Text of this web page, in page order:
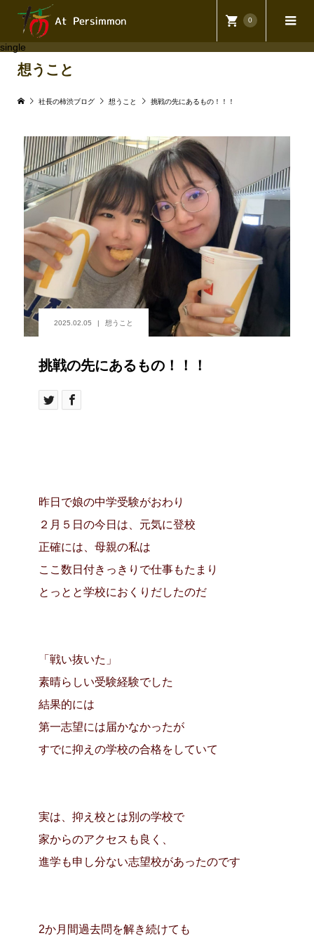
0
single
想うこと
社長の柿渋ブログ 想うこと 挑戦の先にあるもの！！！
2025.02.05 想うこと
挑戦の先にあるもの！！！
昨日で娘の中学受験がおわり
２月５日の今日は、元気に登校
正確には、 母親の私は
ここ数日付きっきりで仕事もたまり
とっとと学校におくりだしたのだ
「戦い抜いた」
素晴らしい受験経験でした
結果的には
第一志望には届かなかったが
すでに抑えの学校の合格をしていて
実は、抑え校とは別の学校で
家からのアクセスも良く、
進学も申し分ない志望校があったのです
2か月間過去問を解き続けても